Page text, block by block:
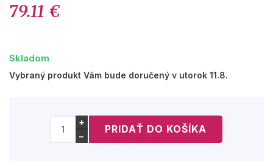
79.11 €
Skladom
Vybraný produkt Vám bude doručený v utorok 11.8.
+
−